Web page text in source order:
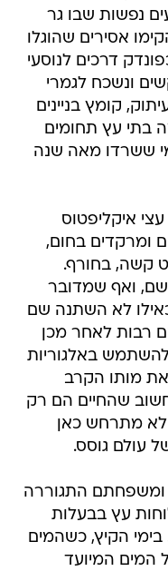
נפשות שבו גר
אסירים שהוגלו
דרכים לנוסעי
ונשכח לגמרי
קומץ בניינים
בתי עץ תחומים
ששרדו מאה שנה
איקליפטוס
ומרקדים בחום,
קשה, בחורף.
ואף שמדובר
נדמה היה כאילו לא השתנה שם
רבות לאחר מכן
באלגוריות
מותו הקרב
שהחיים הם רק
מתרחש כאן 
עולם גוסס.
ומשפחתם התגוררה
עץ בבעלות
הקיץ, כשהמים
המים המיועד